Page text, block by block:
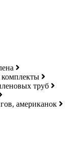
труб
американок